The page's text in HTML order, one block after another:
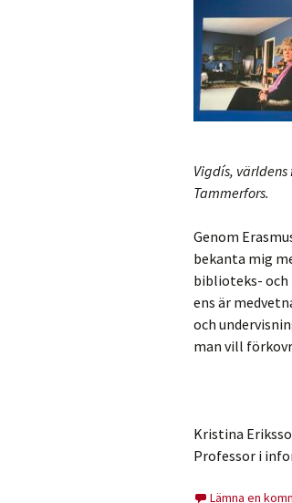
Vigdís,
Tammerfors.
Genom
bekanta mig
biblioteks- och
ens är
och
man vill
Kristina
Professor i
Lämna en